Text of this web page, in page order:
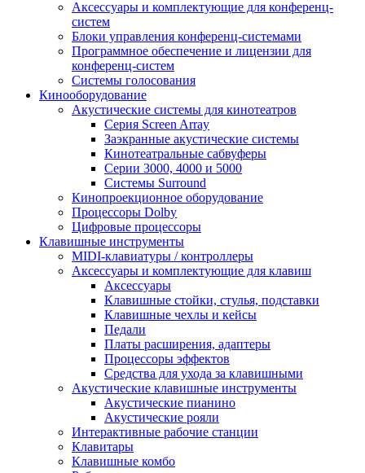
Аксессуары и комплектующие для конференц-
систем
Блоки управления конференц-системами
Программное обеспечение и лицензии для
конференц-систем
Системы голосования
Кинооборудование
Акустические системы для кинотеатров
Cерия Screen Array
Заэкранные акустические системы
Кинотеатральные сабвуферы
Серии 3000, 4000 и 5000
Системы Surround
Кинопроекционное оборудование
Процессоры Dolby
Цифровые процессоры
Клавишные инструменты
MIDI-клавиатуры / контроллеры
Аксессуары и комплектующие для клавиш
Аксессуары
Клавишные стойки, стулья, подставки
Клавишные чехлы и кейсы
Педали
Платы расширения, адаптеры
Процессоры эффектов
Средства для ухода за клавишными
Акустические клавишные инструменты
Акустические пианино
Акустические рояли
Интерактивные рабочие станции
Клавитары
Клавишные комбо